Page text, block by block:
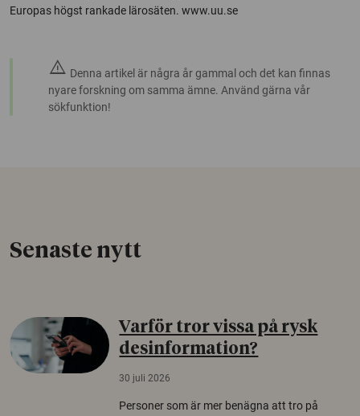
Europas högst rankade lärosäten. www.uu.se
warning Denna artikel är några år gammal och det kan finnas
nyare forskning om samma ämne. Använd gärna vår
sökfunktion!
Senaste nytt
Varför tror vissa på rysk
desinformation?
30 juli 2026
Personer som är mer benägna att tro på